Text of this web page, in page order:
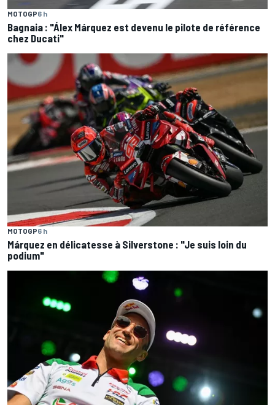
MOTOGP6 h
Bagnaia : "Álex Márquez est devenu le pilote de référence
chez Ducati"
MOTOGP6 h
Márquez en délicatesse à Silverstone : "Je suis loin du
podium"